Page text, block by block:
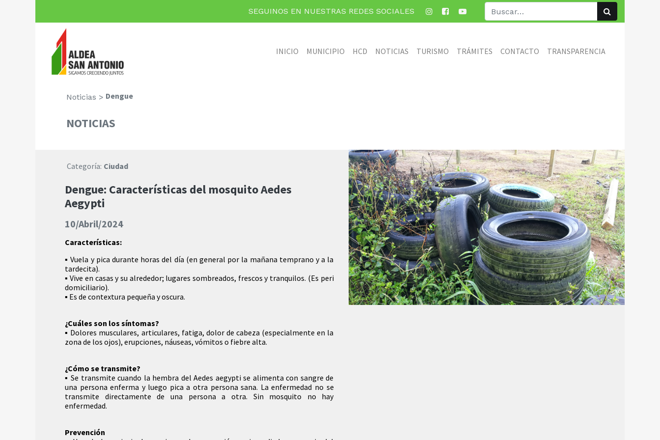
SEGUINOS EN NUESTRAS REDES SOCIALES
INICIO MUNICIPIO HCD NOTICIAS TURISMO TRÁMITES CONTACTO TRANSPARENCIA
Noticias > Dengue
NOTICIAS
Categoría: Ciudad
Dengue: Características del mosquito Aedes
Aegypti
10/Abril/2024
Características:
▪️ Vuela y pica durante horas del día (en general por la mañana temprano y a la
tardecita).
▪️ Vive en casas y su alrededor; lugares sombreados, frescos y tranquilos. (Es peri
domiciliario).
▪️ Es de contextura pequeña y oscura.
¿Cuáles son los síntomas?
▪️ Dolores musculares, articulares, fatiga, dolor de cabeza (especialmente en la
zona de los ojos), erupciones, náuseas, vómitos o fiebre alta.
¿Cómo se transmite?
▪️ Se transmite cuando la hembra del Aedes aegypti se alimenta con sangre de
una persona enferma y luego pica a otra persona sana. La enfermedad no se
transmite directamente de una persona a otra. Sin mosquito no hay
enfermedad.
Prevención